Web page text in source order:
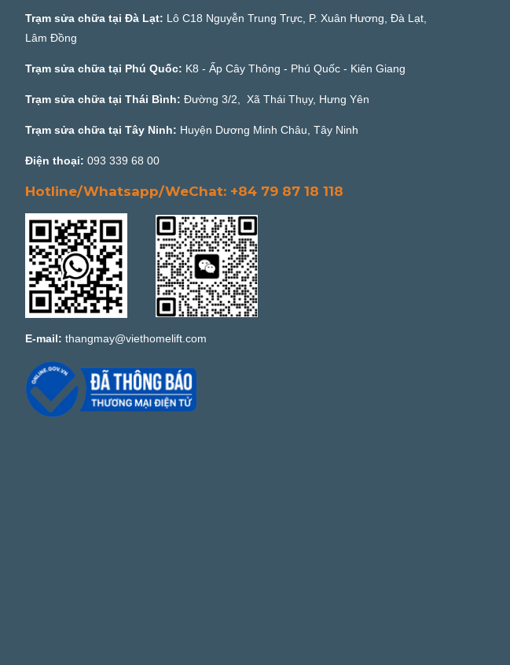
Trạm sửa chữa tại Đà Lạt: Lô C18 Nguyễn Trung Trực, P. Xuân Hương, Đà Lạt,
Lâm Đồng
Trạm sửa chữa tại Phú Quốc: K8 - Ấp Cây Thông - Phú Quốc - Kiên Giang
Trạm sửa chữa tại Thái Bình: Đường 3/2, Xã Thái Thụy, Hưng Yên
Trạm sửa chữa tại Tây Ninh: Huyện Dương Minh Châu, Tây Ninh
Điện thoại: 093 339 68 00
Hotline/Whatsapp/WeChat: +84 79 87 18 118
E-mail: thangmay@viethomelift.com